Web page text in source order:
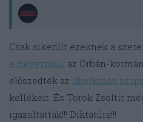
Csak sikerült ezeknek a
elnevezniük az Orbán-
előszedték az überkínos
kellékeit. És Török Zsoltit
igazoltatták!!! Diktatúra!!!